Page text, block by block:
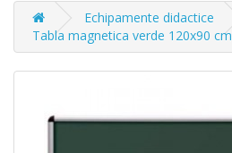
Echipamente didactice
Tabla magnetica verde 120x90 cm